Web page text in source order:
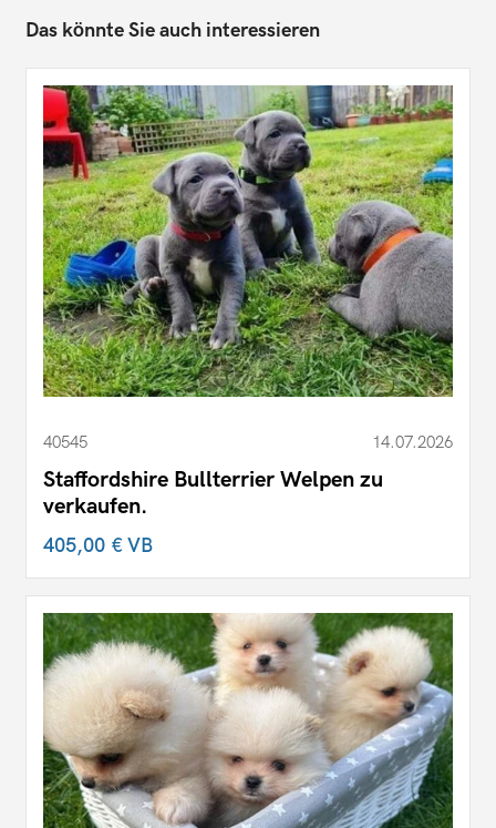
Das könnte Sie auch interessieren
40545 14.07.2026
Staffordshire Bullterrier Welpen zu
verkaufen.
405,00 €VB